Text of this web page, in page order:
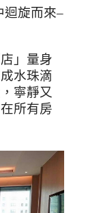
迴旋而來–
」量身
水珠滴
寧靜又
所有房